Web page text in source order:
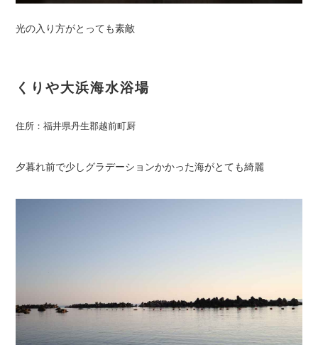
光の入り方がとっても素敵
くりや大浜海水浴場
住所：福井県丹生郡越前町厨
夕暮れ前で少しグラデーションかかった海がとても綺麗